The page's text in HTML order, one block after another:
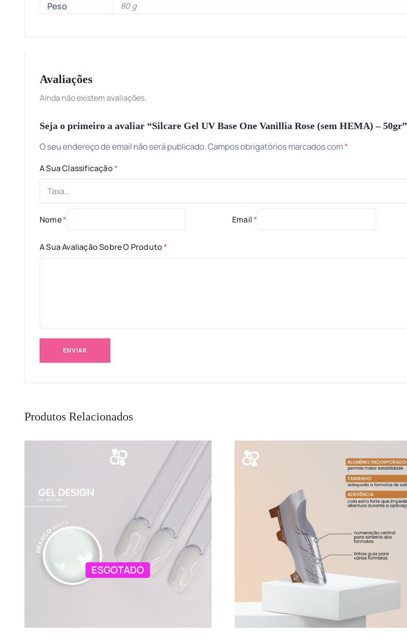
Peso 80 g
Avaliações
Ainda não existem avaliações.
Seja o primeiro a avaliar “Silcare Gel UV Base One Vanillia Rose (sem HEMA) – 50gr”
O seu endereço de email não será publicado.Campos obrigatórios marcados com*
A Sua Classificação*
A Sua Avaliação Sobre O Produto*
Nome* Email*
Produtos Relacionados
ESGOTADO